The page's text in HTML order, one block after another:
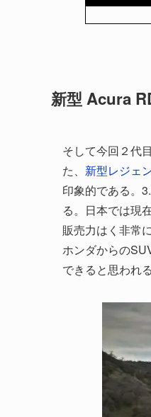
新型 Acura
そして今回２代
た、 新型レジェ
印象的である。
る。日本では現
販売力はく非常
ホンダからの
できると思われる